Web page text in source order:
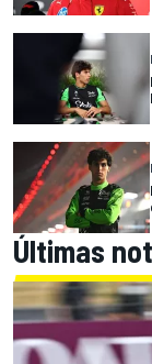
Últimas